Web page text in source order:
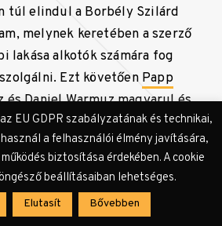
túl elindul a Borbély Szilárd
melynek keretében a szerző
lakása alkotók számára fog
Ezt követően Papp
és Daniel Warmuz magyarul és
TéreyA védőnő és védence
téve a varsói esővel a
EzutánLanczkor Gáborköltő,
Lanczkor egy
EU GDPR szabályzatának és technikai,
a felhasználói élmény javítására,
biztosítása érdekében. A cookie
beállításaiban lehetséges.
Elutasít Bővebben